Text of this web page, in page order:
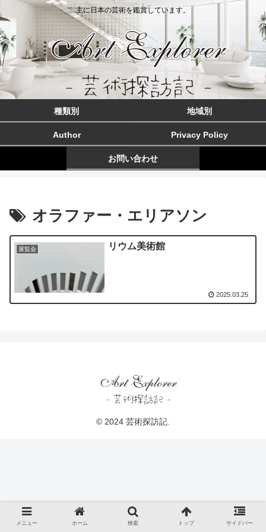
主に日本の芸術を鑑賞しています。
種類別 地域別
Author Privacy Policy
お問い合わせ
オラファー・エリアソン
展覧会 リウム美術館
2025.03.25
© 2024 芸術探訪記.
メニュー ホーム 検索 トップ サイドバー